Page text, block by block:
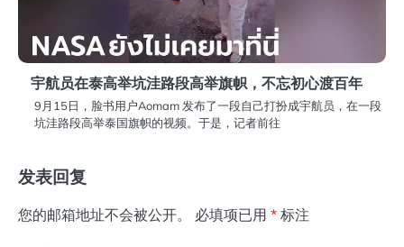
宇航员在泰高举坑洼路段高举旗帜，不忘初心渡百年
9月15日，脸书用户Aomam 发布了一段自己打扮成宇航员，在一段
坑洼路段高举泰国旗帜的视频。于是，记者前往
发表回复
您的邮箱地址不会被公开。 必填项已用 * 标注